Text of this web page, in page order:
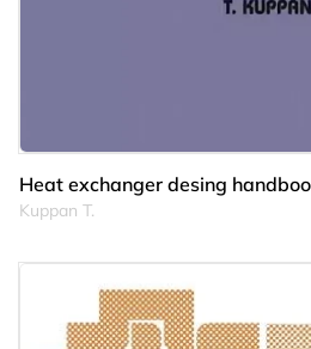
Heat exchanger desing
Kuppan T.